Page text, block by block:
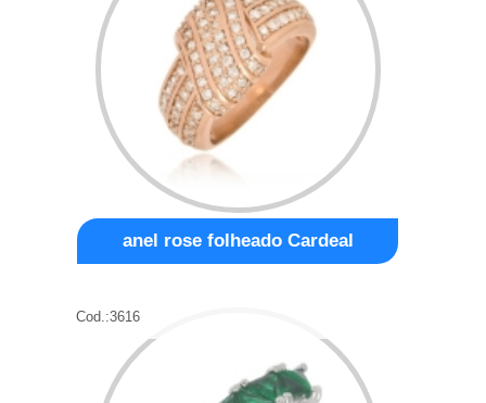
anel rose folheado Cardeal
Cod.:3616